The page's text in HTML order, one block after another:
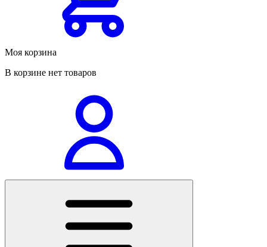
Моя корзина
В корзине нет товаров